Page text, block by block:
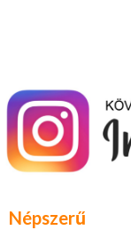
Népszerű